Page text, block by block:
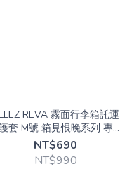
REVA 霧面行李箱託運
套 M號 箱見恨晚系列 專用
箱套
NT$690
NT$990